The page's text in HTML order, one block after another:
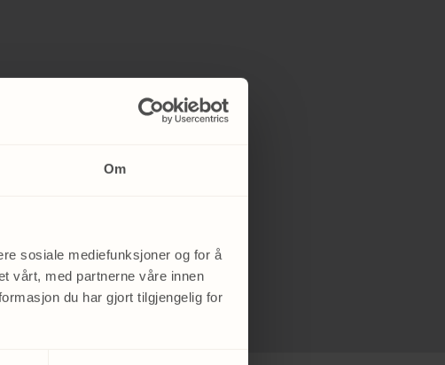
Om
sosiale mediefunksjoner og for å
vårt, med partnerne våre innen
du har gjort tilgjengelig for